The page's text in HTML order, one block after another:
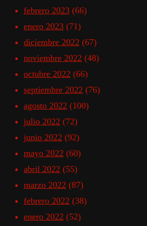
febrero 2023 (66)
enero 2023 (71)
diciembre 2022 (67)
noviembre 2022 (48)
octubre 2022 (66)
septiembre 2022 (76)
agosto 2022 (100)
julio 2022 (72)
junio 2022 (92)
mayo 2022 (60)
abril 2022 (55)
marzo 2022 (87)
febrero 2022 (38)
enero 2022 (52)